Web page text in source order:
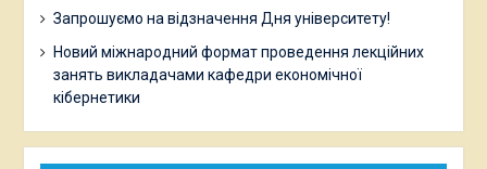
Запрошуємо на відзначення Дня університету!
Новий міжнародний формат проведення лекційних
занять викладачами кафедри економічної
кібернетики